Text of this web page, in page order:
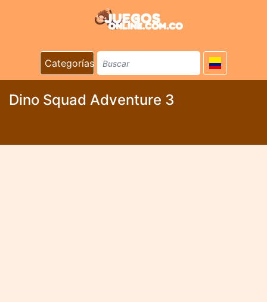
Categorías
Dino Squad Adventure 3